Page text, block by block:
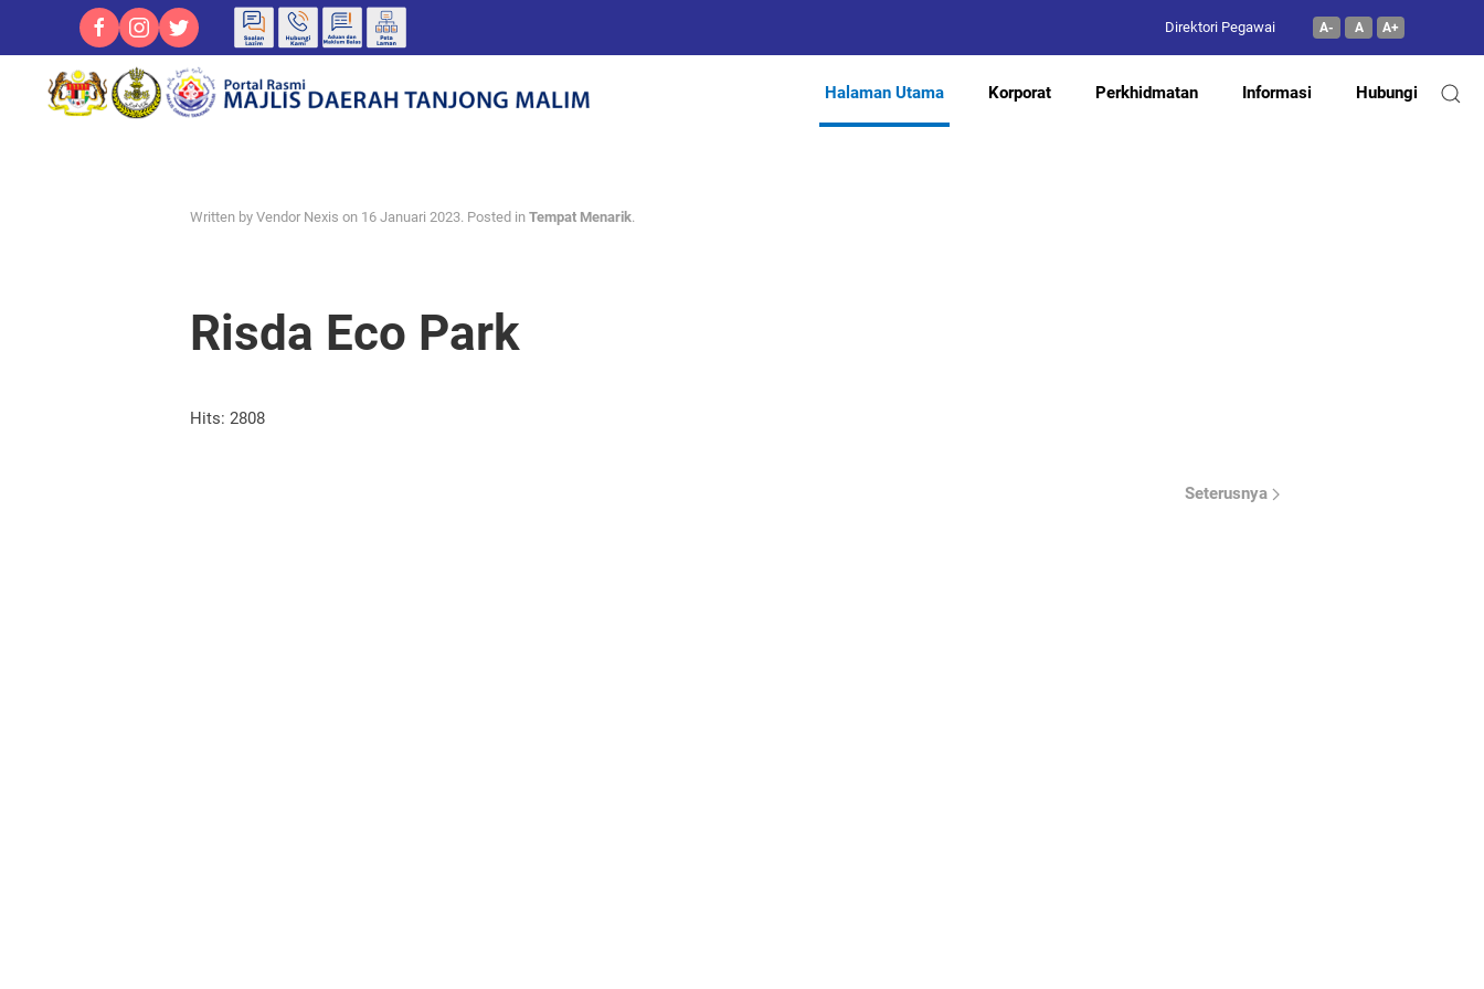
Direktori Pegawai A- A A+
Halaman Utama Korporat Perkhidmatan Informasi Hubungi
Written by Vendor Nexis on 16 Januari 2023. Posted in Tempat Menarik.
Risda Eco Park
Hits: 2808
Seterusnya